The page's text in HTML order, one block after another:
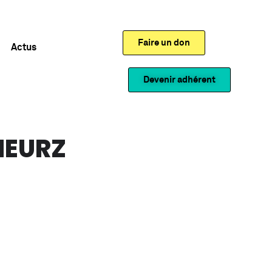
Actus Faire un don
Devenir adhérent